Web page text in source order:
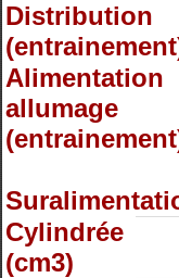
Distribution
Alimentation
allumage
Cylindrée
(cm3)